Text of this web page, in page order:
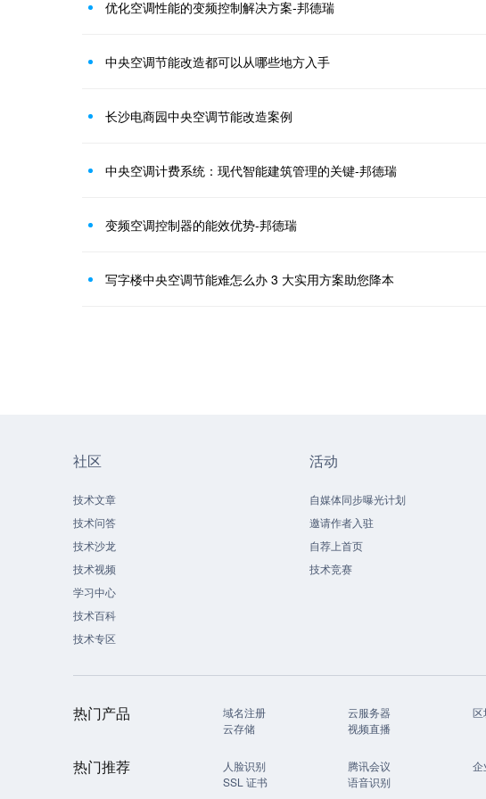
优化空调性能的变频控制解决方案-邦德瑞
中央空调节能改造都可以从哪些地方入手
长沙电商园中央空调节能改造案例
中央空调计费系统：现代智能建筑管理的关键-邦德瑞
变频空调控制器的能效优势-邦德瑞
写字楼中央空调节能难怎么办 3 大实用方案助您降本
社区
技术文章
技术问答
技术沙龙
技术视频
学习中心
技术百科
技术专区
活动
自媒体同步曝光计划
邀请作者入驻
自荐上首页
技术竞赛
热门产品 域名注册 云服务器 区
云存储
视频直播
热门推荐 人脸识别 腾讯会议 企
SSL 证书
语音识别